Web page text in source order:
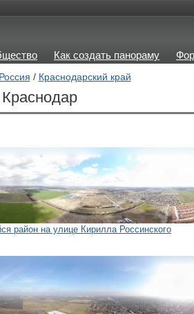
Как создать панораму
Россия / Краснодарский край
Краснодар
район на улице Кирилла Россинского